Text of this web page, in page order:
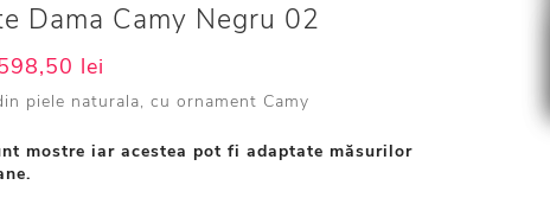
Dama Camy Negru 02
lei
piele naturala, cu ornament Camy
mostre iar acestea pot fi adaptate măsurilor